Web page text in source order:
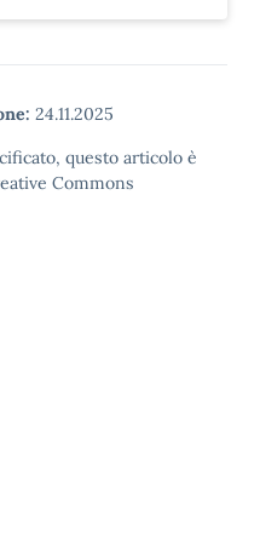
24.11.2025
questo articolo è
Commons